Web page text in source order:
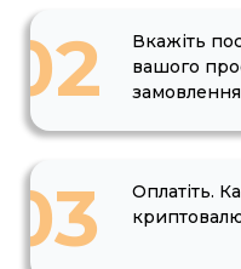
02
Вкажіть
вашого
03
Оплатіть.